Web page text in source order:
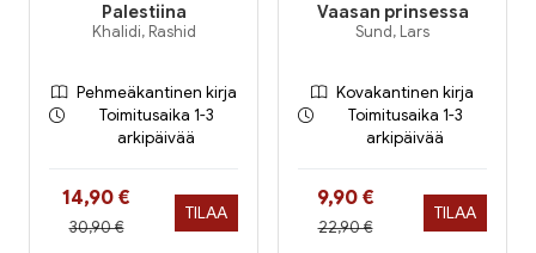
Palestiina
Khalidi, Rashid
Pehmeäkantinen kirja
Toimitusaika 1-3
arkipäivää
Hinta nyt
14,90 €
Hinta aiemmin
30,90 €
TILAA
Vaasan prinsessa
Sund, Lars
Kovakantinen kirja
Toimitusaika 1-3
arkipäivää
Hinta nyt
9,90 €
Hinta aiemmin
22,90 €
TILAA